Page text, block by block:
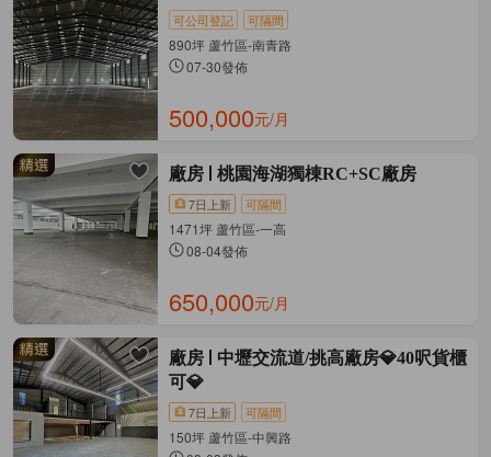
可公司登記 可隔間
890坪 蘆竹區-南青路
07-30發佈
500,000元/月
廠房 桃園海湖獨棟RC+SC廠房
7日上新 可隔間
1471坪 蘆竹區-一高
08-04發佈
650,000元/月
廠房
中壢交流道/挑高廠房💎40呎貨櫃
可💎
7日上新 可隔間
150坪 蘆竹區-中興路